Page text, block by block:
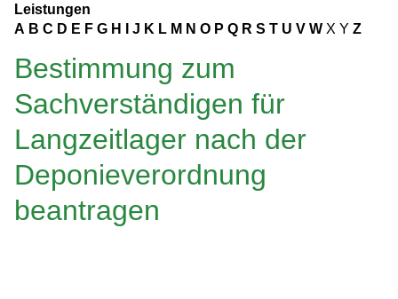
Leistungen
A B C D E F G H J K L M N O P Q R S T U V W X Y Z
Bestimmung zum
Sachverständigen für
Langzeitlager nach der
Deponieverordnung
beantragen